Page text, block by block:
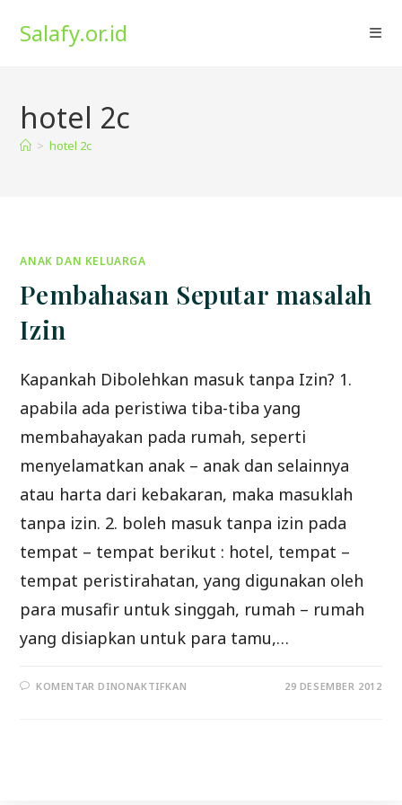
Salafy.or.id
hotel 2c
> hotel 2c
ANAK DAN KELUARGA
Pembahasan Seputar masalah
Izin
Kapankah Dibolehkan masuk tanpa Izin? 1.
apabila ada peristiwa tiba-tiba yang
membahayakan pada rumah, seperti
menyelamatkan anak – anak dan selainnya
atau harta dari kebakaran, maka masuklah
tanpa izin. 2. boleh masuk tanpa izin pada
tempat – tempat berikut : hotel, tempat –
tempat peristirahatan, yang digunakan oleh
para musafir untuk singgah, rumah – rumah
yang disiapkan untuk para tamu,…
KOMENTAR DINONAKTIFKAN 29 DESEMBER 2012